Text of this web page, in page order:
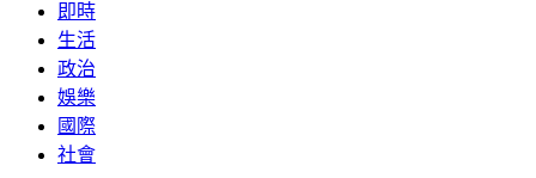
即時
生活
政治
娛樂
國際
社會